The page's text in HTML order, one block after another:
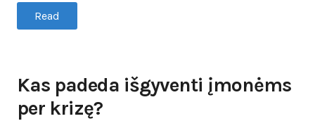
Read
Kas padeda išgyventi įmonėms
per krizę?